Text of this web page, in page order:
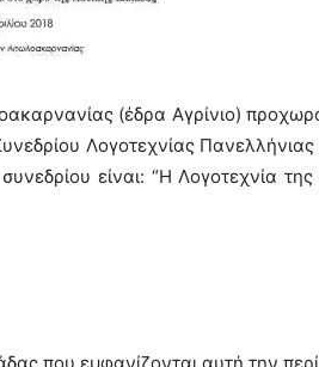
(έδρα Αγρίνιο)
Λογοτεχνίας Πανελλήνιας
είναι: “Η Λογοτεχνία